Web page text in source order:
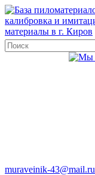
muraveinik-43@mail.ru